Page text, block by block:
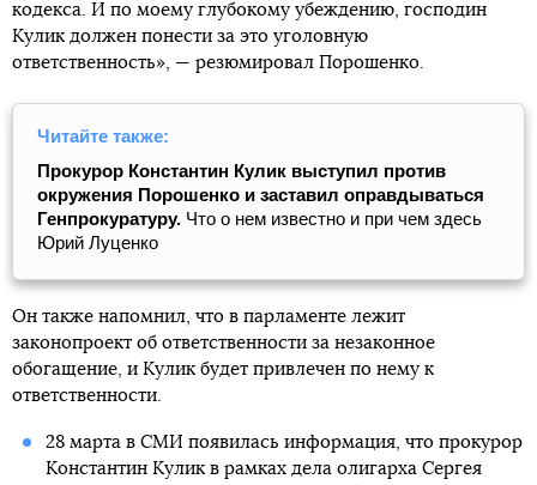
кодекса. И по моему глубокому убеждению, господин
Кулик должен понести за это уголовную
ответственность», — резюмировал Порошенко.
Читайте также:
Прокурор Константин Кулик выступил против
окружения Порошенко и заставил оправдываться
Генпрокуратуру. Что о нем известно и при чем здесь
Юрий Луценко
Он также напомнил, что в парламенте лежит
законопроект об ответственности за незаконное
обогащение, и Кулик будет привлечен по нему к
ответственности.
28 марта в СМИ появилась информация, что прокурор
Константин Кулик в рамках дела олигарха Сергея